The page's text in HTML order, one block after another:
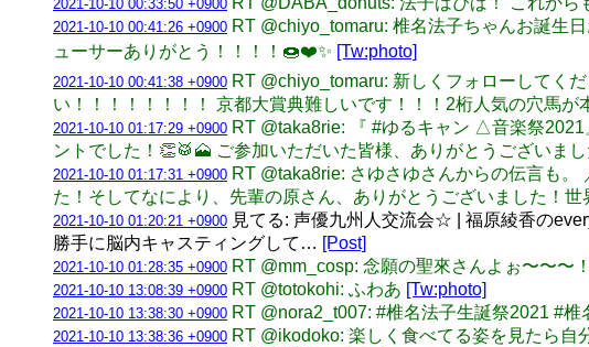
2021-10-10 00:33:50 +0900
2021-10-10 00:41:26 +0900 RT @chiyo_tomaru: 椎名法子ちゃんお誕生
ューサーありがとう！！！！🍩❤️✨ [Tw:photo]
2021-10-10 00:41:38 +0900 RT @chiyo_tomaru: 新しくフォローしてく
い！！！！！！！！ 京都大賞典難しいです！！！2桁人気の穴馬
2021-10-10 01:17:29 +0900 RT @taka8rie: 『 #ゆるキャン △音楽祭
ントでした！👏🥁🗻 ご参加いただいた皆様、ありがとうございま
2021-10-10 01:17:31 +0900 RT @taka8rie: さゆさゆさんからの伝言も
た！そしてなにより、先輩の原さん、ありがとうございました！
2021-10-10 01:20:21 +0900 見てる: 声優九州人交流会☆ | 福原綾香の
勝手に脳内キャスティングして… [Post]
2021-10-10 01:28:35 +0900 RT @mm_cosp: 念願の聖來さんよぉ〜〜〜
2021-10-10 13:08:39 +0900 RT @totokohi: ふわあ [Tw:photo]
2021-10-10 13:38:30 +0900 RT @nora2_t007: #椎名法子生誕祭2021 #
2021-10-10 13:38:36 +0900 RT @ikodoko: 楽しく食べてる姿を見たら